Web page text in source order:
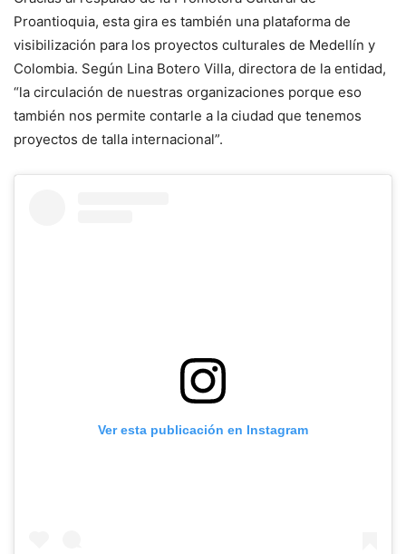
Proantioquia, esta gira es también una plataforma de
visibilización para los proyectos culturales de Medellín y
Colombia. Según Lina Botero Villa, directora de la entidad,
“la circulación de nuestras organizaciones porque eso
también nos permite contarle a la ciudad que tenemos
proyectos de talla internacional”.
Ver esta publicación en Instagram